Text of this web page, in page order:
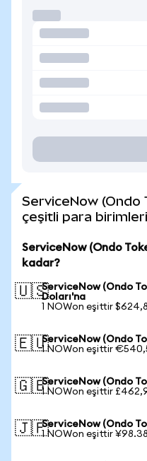
ServiceNow (Ondo
çeşitli para
ServiceNow (Ondo
kadar?
🇺🇸ServiceNow (Ondo
Doları'na
1 NOWon eşittir
🇪🇺ServiceNow (Ondo
1 NOWon eşittir
🇬🇧ServiceNow (Ondo
1 NOWon eşittir
🇯🇵ServiceNow (Ondo
1 NOWon eşittir